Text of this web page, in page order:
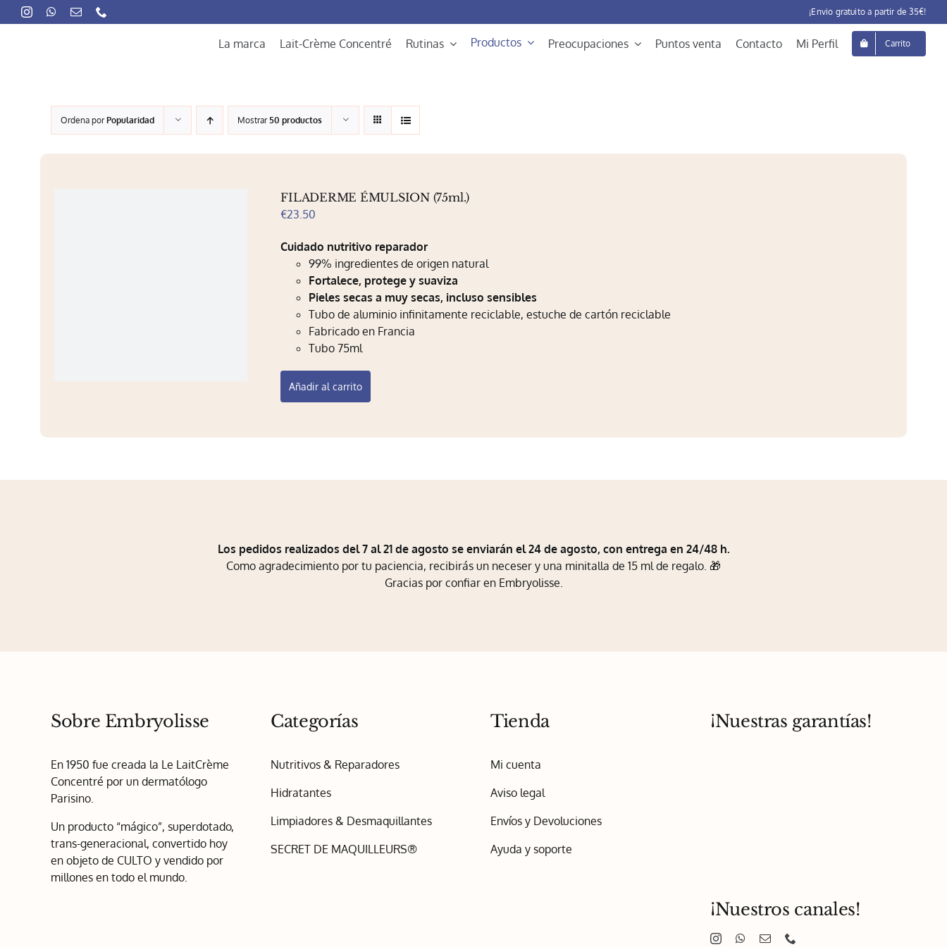
to
¡Envio gratuito a partir de 35€!
La marca Lait-Crème Concentré Rutinas Productos Preocupaciones Puntos venta Contacto Mi Perfil Carrito
Ordena porPopularidad Mostrar 50 productos
FILADERME ÉMULSION (75ml.)
€23.50
Cuidado nutritivo reparador
99% ingredientes de origen natural
Fortalece, protege y suaviza
Pieles secas a muy secas, incluso sensibles
Tubo de aluminio infinitamente reciclable, estuche de cartón reciclable
Fabricado en Francia
Tubo 75ml
Añadir al carrito
Los pedidos realizados del 7 al 21 de agosto se enviarán el 24 de agosto, con entrega en 24/48 h.
Como agradecimiento por tu paciencia, recibirás un neceser y una minitalla de 15 ml de regalo. 🎁
Gracias por confiar en Embryolisse.
Sobre Embryolisse
En 1950 fue creada la Le LaitCrème
Concentré por un dermatólogo
Parisino.
Un producto “mágico”, superdotado,
trans-generacional, convertido hoy
en objeto de CULTO y vendido por
millones en todo el mundo.
Categorías
Nutritivos & Reparadores
Hidratantes
Limpiadores & Desmaquillantes
SECRET DE MAQUILLEURS®
Tienda
Mi cuenta
Aviso legal
Envíos y Devoluciones
Ayuda y soporte
¡Nuestras garantías!
¡Nuestros canales!